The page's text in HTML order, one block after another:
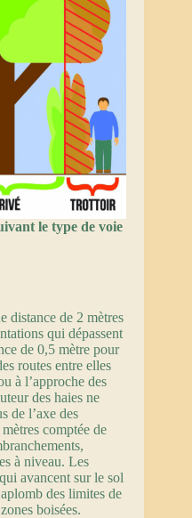
le type de voie
distance de 2 mètres
qui dépassent
de 0,5 mètre pour
routes entre elles
à l’approche des
des haies ne
de l’axe des
comptée de
à niveau. Les
avancent sur le sol
des limites de
boisées.